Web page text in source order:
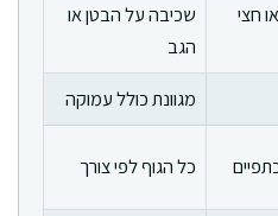
חצי
שכיבה על הבטן או
הגב
מגוונת כולל עמוקה
כל הגוף לפי צורך